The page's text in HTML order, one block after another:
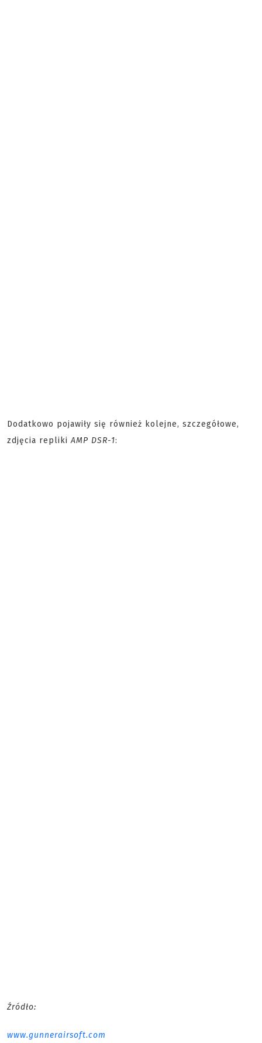
Dodatkowo pojawiły się również kolejne, szczegółowe,
zdjęcia replikiAMP DSR-1:
Źródło:
www.gunnerairsoft.com